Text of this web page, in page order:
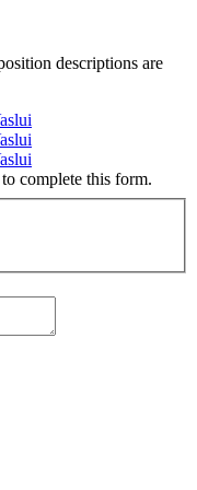
descriptions are
complete this form.